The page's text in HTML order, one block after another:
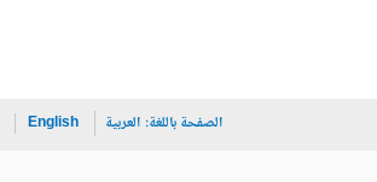
الصفحة باللغة: العربية English